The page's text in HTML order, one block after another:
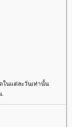
ในแต่ละวันเท่านั้น